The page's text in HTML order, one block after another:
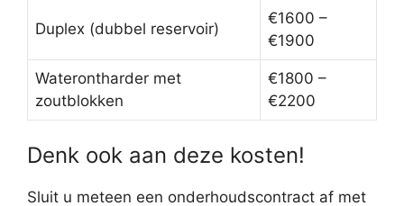
Duplex (dubbel reservoir)
€1600 –
€1900
Waterontharder met
zoutblokken
€1800 –
€2200
Denk ook aan deze kosten!
Sluit u meteen een onderhoudscontract af met